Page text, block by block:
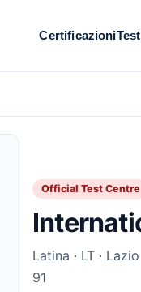
Certificazioni
Official Test Centre
Latina · LT · Lazio
91